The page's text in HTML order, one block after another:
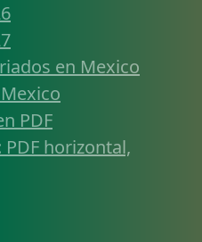
en Mexico
PDF
horizontal,